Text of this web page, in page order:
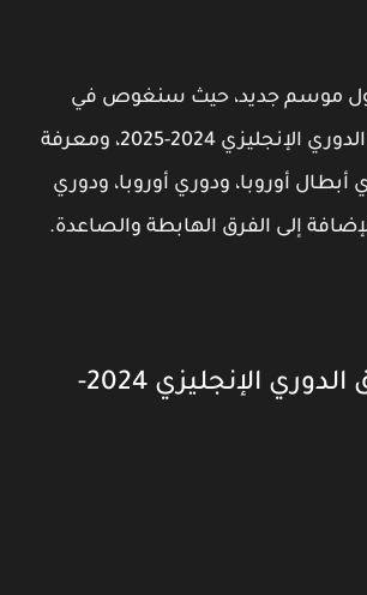
موسم جديد، حيث سنغوص في
تفاصيل موعد بداية الدوري الإنجليزي 2024-2025، ومعرفة
أوروبا، ودوري أوروبا، ودوري
إلى الفرق الهابطة والصاعدة.
موعد انطلاق الدوري الإنجليزي 2024-